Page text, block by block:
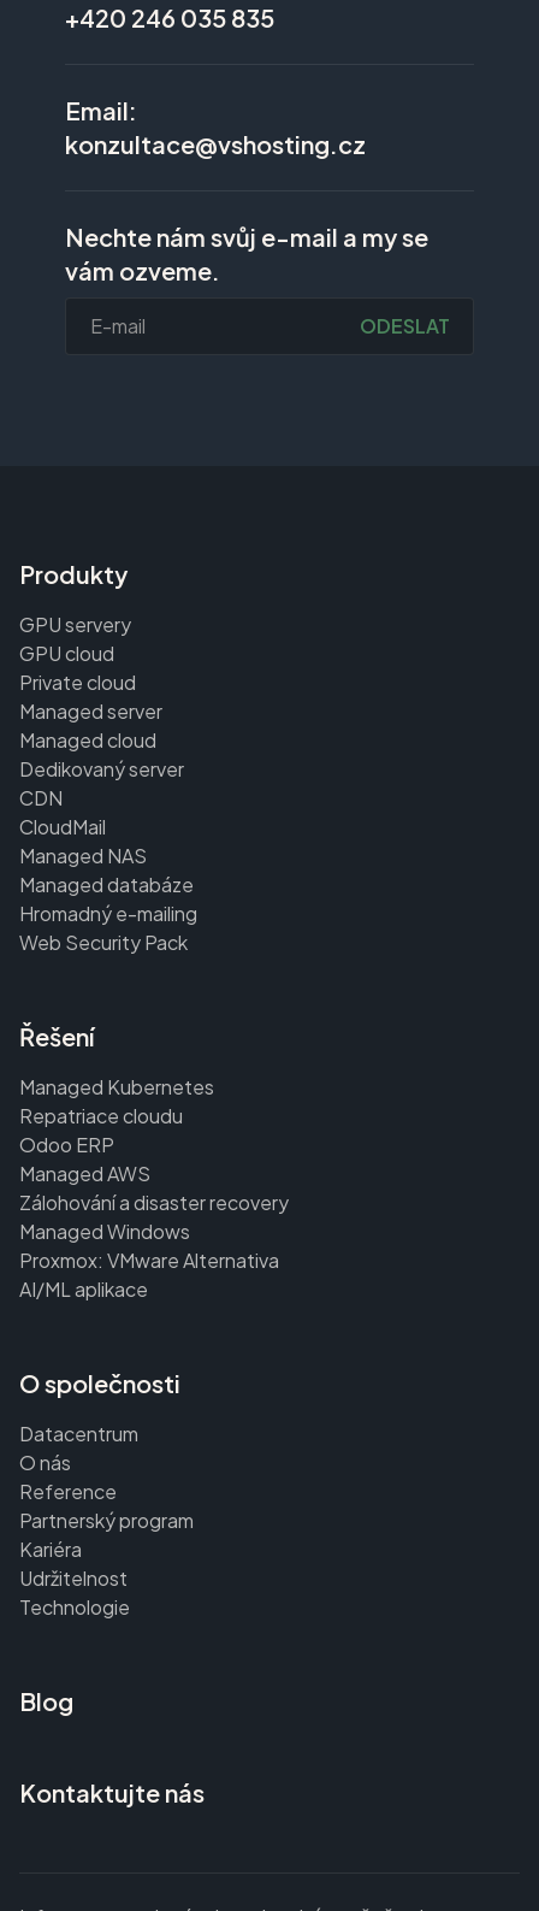
+420 246 035 835
Email:
konzultace@vshosting.cz
Nechte nám svůj e-mail a my se
vám ozveme.
ODESLAT
Produkty
GPU servery
GPU cloud
Private cloud
Managed server
Managed cloud
Dedikovaný server
CDN
CloudMail
Managed NAS
Managed databáze
Hromadný e-mailing
Web Security Pack
Řešení
Managed Kubernetes
Repatriace cloudu
Odoo ERP
Managed AWS
Zálohování a disaster recovery
Managed Windows
Proxmox: VMware Alternativa
AI/ML aplikace
O společnosti
Datacentrum
O nás
Reference
Partnerský program
Kariéra
Udržitelnost
Technologie
Blog
Kontaktujte nás